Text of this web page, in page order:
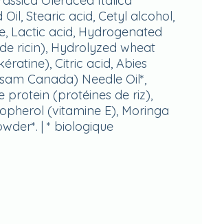
Stearic acid, Cetyl alcohol,
Lactic acid, Hydrogenated
ricin), Hydrolyzed wheat
Citric acid, Abies
Canada) Needle Oil*,
protein (protéines de riz),
(vitamine E), Moringa
| * biologique